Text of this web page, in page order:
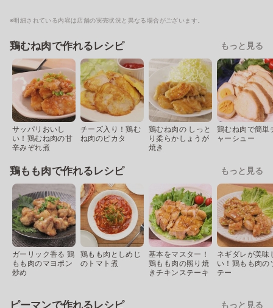
※明細されている内容は店舗の実売状況と異なる場合がございます。
鶏むね肉で作れるレシピ もっと見る
サッパリおいし
い！鶏むね肉の甘
辛みぞれ煮
チーズ入り！鶏む
ね肉のピカタ
鶏むね肉の しっと
り柔らかしょうが
焼き
鶏むね肉で簡単
ャーシュー
鶏もも肉で作れるレシピ もっと見る
ガーリック香る 鶏
もも肉のマヨポン
炒め
鶏もも肉としめじ
のトマト煮
基本をマスター！
鶏もも肉の照り焼
きチキンステーキ
ネギダレが美味
い！鶏もも肉の
テー
ピーマンで作れるレシピ もっと見る